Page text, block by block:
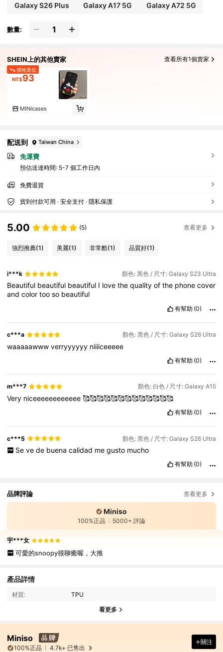
Galaxy S26 Plus Galaxy A17 5G Galaxy A72 5G
數量:
SHEIN上的其他賣家 查看所有1個賣家
價格最低
NT$93
MINIcases
配送到 Taiwan China
免運費
預估送達時間: 5-7 個工作日內
免費退貨
貨到付款可用 · 安全支付 · 隱私保護
5.00 (5) 查看更多
強烈推薦(1) 美麗(1) 非常酷(1) 品質好(1)
i***k 顏色: 黑色 / 尺寸: Galaxy S23 Ultra
Beautiful beautiful beautiful I lovethequalityofthe phonecover
andcolortooso beautiful
有幫助 (0)
c***a 顏色: 黑色 / 尺寸: Galaxy S26 Ultra
waaaaawwwverryyyyyy niiiiceeeee
有幫助 (0)
m***7 顏色: 白色 / 尺寸: Galaxy A15
Very niceeeeeeeeeeee🥰🥰🥰🥰🥰🥰🥰🥰🥰🥰🥰🥰🥰
有幫助 (0)
c***5 顏色: 黑色 / 尺寸: Galaxy S26 Ultra
Se ve de buena calidad me gusto mucho
有幫助 (0)
品牌評論 查看更多
Miniso
100%正品 5000+ 評論
宇***女
可愛的snoopy很聊癒喔，大推
產品詳情
材質: TPU
看更多
Miniso
100%正品 4.7k+ 已售出
關注